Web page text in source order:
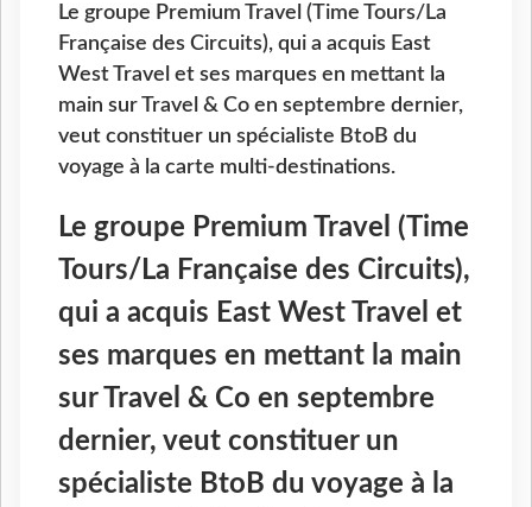
Le groupe Premium Travel (Time Tours/La
Française des Circuits), qui a acquis East
West Travel et ses marques en mettant la
main sur Travel & Co en septembre dernier,
veut constituer un spécialiste BtoB du
voyage à la carte multi-destinations.
Le groupe Premium Travel (Time
Tours/La Française des Circuits),
qui a acquis East West Travel et
ses marques en mettant la main
sur Travel & Co en septembre
dernier, veut constituer un
spécialiste BtoB du voyage à la